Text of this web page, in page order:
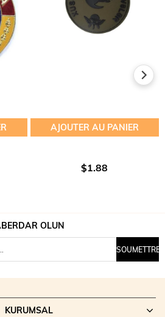
AJOUTER AU PANIER
$1.88
OLUN
SOUMETTRE
KURUMSAL